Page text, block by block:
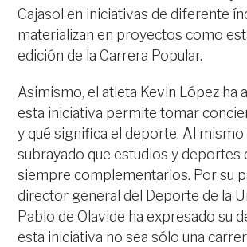
Cajasol en iniciativas de diferente
materializan en proyectos como
edición de la Carrera Popular.
Asimismo, el atleta Kevin López ha
esta iniciativa permite tomar
y qué significa el deporte. Al mismo
subrayado que estudios y deportes
siempre complementarios. Por su
director general del Deporte de la
Pablo de Olavide ha expresado su
esta iniciativa no sea sólo una